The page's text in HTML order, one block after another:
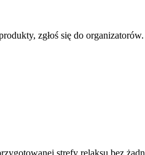
zgłoś się do organizatorów.
strefy relaksu bez